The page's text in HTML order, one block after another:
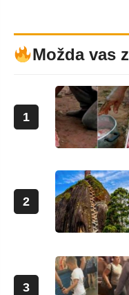
Možda vas
1
2
3